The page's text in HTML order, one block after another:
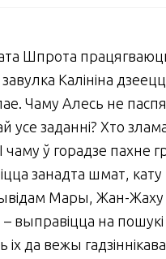
Шпрота
завулка Калініна
Чаму Алесь не
усе заданні? Хто
ў горадзе пахне
занадта шмат,
Мары, Жан-Жаху
– выправіцца на
да вежы